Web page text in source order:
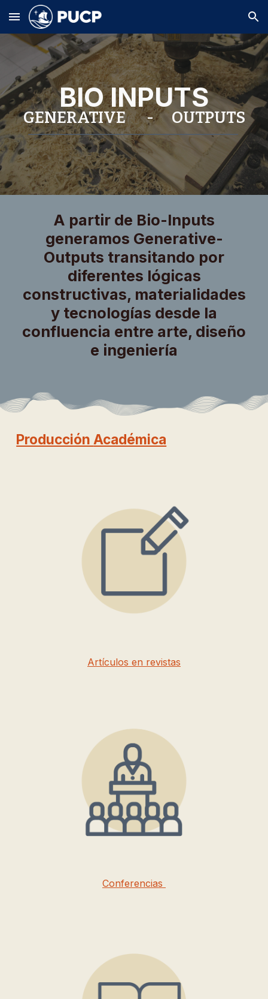
Skip to main content Skip to navigation
BIO INPUTS
GENERATIVE - OUTPUTS
_______________________________________
A partir de Bio-Inputs
generamos Generative-
Outputs transitando por
diferentes lógicas
constructivas, materialidades
y tecnologías desde la
confluencia entre arte, diseño
e ingeniería
Producción Académica
Artículos en revistas
Conferencias